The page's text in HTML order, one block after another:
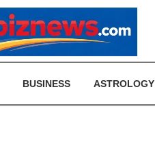
BUSINESS ASTROLOGY